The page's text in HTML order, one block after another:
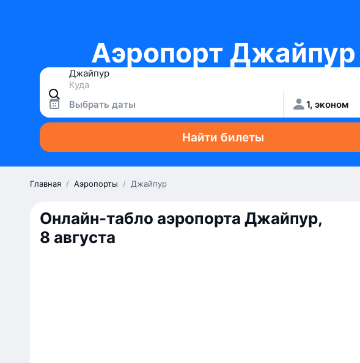
Аэропорт Джайпур
Выбрать даты 1, эконом
Найти билеты
Главная / Аэропорты / Джайпур
Онлайн-табло аэропорта Джайпур,
8 августа